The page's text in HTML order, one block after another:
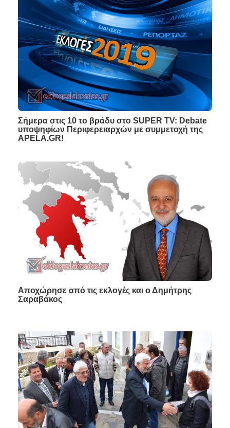
Σήμερα στις 10 το βράδυ στο SUPER TV: Debate
υποψηφίων Περιφερειαρχών με συμμετοχή της
APELA.GR!
Αποχώρησε από τις εκλογές και ο Δημήτρης
Σαραβάκος